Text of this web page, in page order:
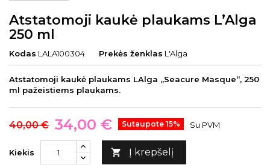
Atstatomoji kaukė plaukams L’Alga
250 ml
Kodas LALA100304 Prekės ženklas L'Alga
Atstatomoji kaukė plaukams LAlga „Seacure Masque“, 250
ml pažeistiems plaukams.
40,00 € 34,00 € Sutaupote 15% Su PVM
Kiekis  Į krepšelį